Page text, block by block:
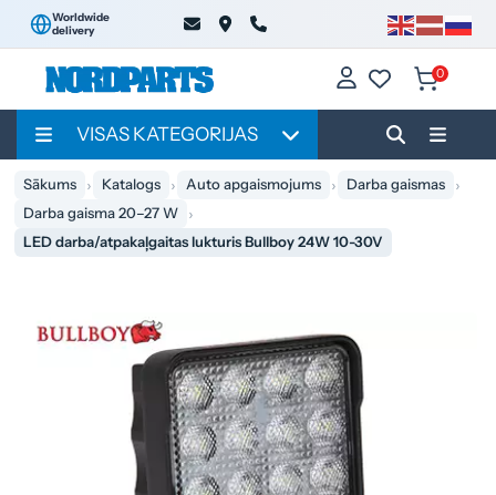
Worldwide
delivery
0
VISAS KATEGORIJAS
Sākums Katalogs Auto apgaismojums
Darba gaismas
Darba gaisma 20–27 W
LED darba/atpakaļgaitas lukturis Bullboy 24W 10-30V